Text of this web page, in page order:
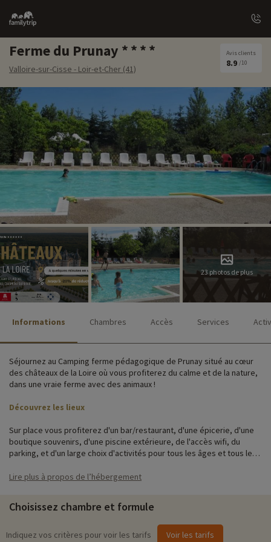
Family
trip
Ferme du Prunay
Valloire-sur-Cisse - Loir-et-Cher (41)
Avis clients
8.9 /10
23 photos de plus
Informations Chambres Accès Services
Séjournez au Camping ferme pédagogique de Prunay situé au cœur
des châteaux de la Loire où vous profiterez du calme et de la nature,
dans une vraie ferme avec des animaux !
Découvrez les lieux
Sur place vous profiterez d'un bar/restaurant, d'une épicerie, d'une
boutique souvenirs, d'une piscine extérieure, de l'accès wifi, du
parking, et d'un large choix d'activités pour tous les âges et tous les
camping. Ils offrent une terrasse privative ainsi que la télévision.
Certains sont équipés d'une climatisation pour encore plus de
confort.
Lire plus à propos de l’hébergement
Choisissez chambre et formule
Indiquez vos critères pour voir les tarifs Voir les tarifs